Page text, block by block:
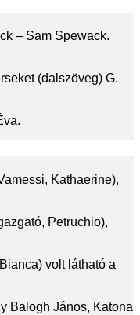
– Sam Spewack.
(dalszöveg) G.
Kathaerine),
Petruchio),
volt látható a
Balogh János, Katona